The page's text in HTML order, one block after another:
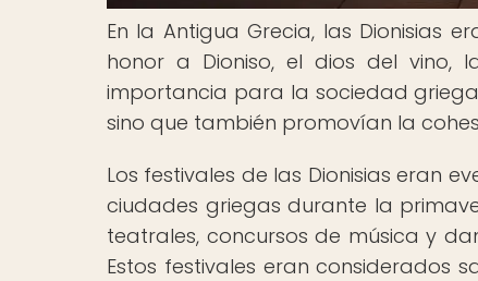
En la Antigua Grecia, las Dionisias
honor a Dioniso, el dios del vino,
importancia para la sociedad
sino que también promovían la
Los festivales de las Dionisias eran
ciudades griegas durante la
teatrales, concursos de música y
Estos festivales eran